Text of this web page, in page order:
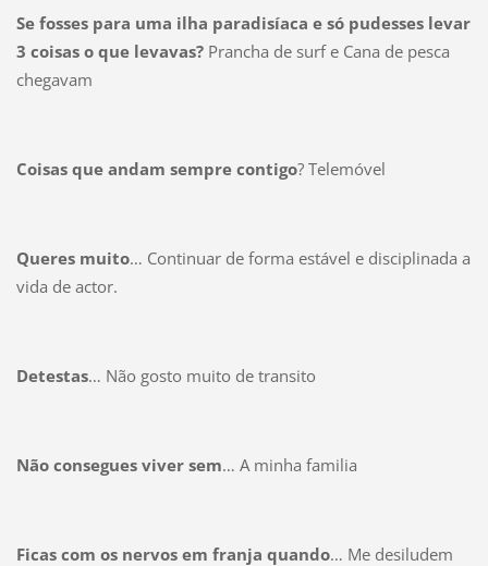
Se fosses para uma ilha paradisíaca e só pudesses levar
3 coisas o que levavas?Prancha de surf e Cana de pesca
chegavam
Coisas que andam sempre contigo? Telemóvel
Queres muito… Continuar de forma estável e disciplinada a
vida de actor.
Detestas… Não gosto muito de transito
Não consegues viver sem… A minha familia
Ficas com os nervos em franja quando… Me desiludem